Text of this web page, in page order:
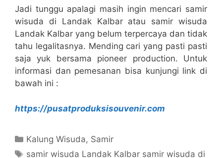
Jadi tunggu apalagi masih ingin mencari samir
wisuda di Landak Kalbar atau samir wisuda
Landak Kalbar yang belum terpercaya dan tidak
tahu legalitasnya. Mending cari yang pasti pasti
saja yuk bersama pioneer production. Untuk
informasi dan pemesanan bisa kunjungi link di
bawah ini :
https://pusatproduksisouvenir.com
Kategori
Kalung Wisuda, Samir
Tag
samir wisuda Landak Kalbar samir wisuda di